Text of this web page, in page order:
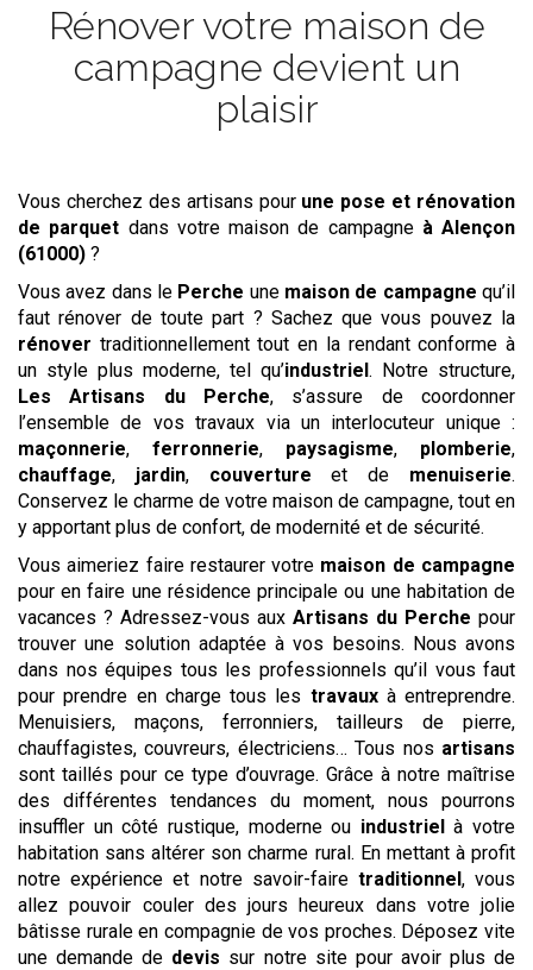
Rénover votre maison de
campagne devient un
plaisir
Vous cherchez des artisans pour une pose et rénovation
de parquet dans votre maison de campagne à Alençon
(61000) ?
Vous avez dans le Perche une maison de campagne qu’il
faut rénover de toute part ? Sachez que vous pouvez la
rénover traditionnellement tout en la rendant conforme à
un style plus moderne, tel qu’industriel. Notre structure,
Les Artisans du Perche, s’assure de coordonner
l’ensemble de vos travaux via un interlocuteur unique :
maçonnerie, ferronnerie, paysagisme, plomberie,
chauffage, jardin, couverture et de menuiserie.
Conservez le charme de votre maison de campagne, tout en
y apportant plus de confort, de modernité et de sécurité.
Vous aimeriez faire restaurer votre maison de campagne
pour en faire une résidence principale ou une habitation de
vacances ? Adressez-vous aux Artisans du Perche pour
trouver une solution adaptée à vos besoins. Nous avons
dans nos équipes tous les professionnels qu’il vous faut
pour prendre en charge tous les travauxà entreprendre.
Menuisiers, maçons, ferronniers, tailleurs de pierre,
chauffagistes, couvreurs, électriciens… Tous nos artisans
sont taillés pour ce type d’ouvrage. Grâce à notre maîtrise
des différentes tendances du moment, nous pourrons
insuffler un côté rustique, moderne ou industrielà votre
habitation sans altérer son charme rural. En mettant à profit
notre expérience et notre savoir-faire traditionnel, vous
allez pouvoir couler des jours heureux dans votre jolie
bâtisse rurale en compagnie de vos proches. Déposez vite
une demande de devis sur notre site pour avoir plus de